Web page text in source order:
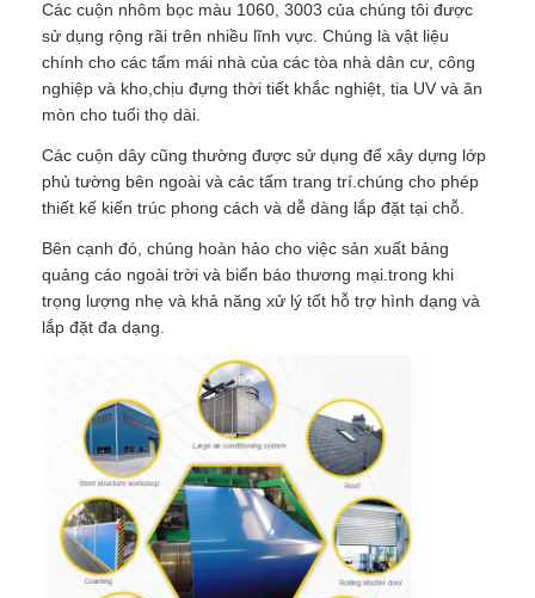
Dải nhôm dán
tổ ong nhôm
Ánh bằng gương
Các cuộn nhôm bọc màu 1060, 3003 của chúng tôi được
sử dụng rộng rãi trên nhiều lĩnh vực. Chúng là vật liệu
chính cho các tấm mái nhà của các tòa nhà dân cư, công
nghiệp và kho,chịu đựng thời tiết khắc nghiệt, tia UV và ăn
mòn cho tuổi thọ dài.
Các cuộn dây cũng thường được sử dụng để xây dựng lớp
phủ tường bên ngoài và các tấm trang trí.chúng cho phép
thiết kế kiến trúc phong cách và dễ dàng lắp đặt tại chỗ.
Bên cạnh đó, chúng hoàn hảo cho việc sản xuất bảng
quảng cáo ngoài trời và biển báo thương mại.trong khi
trọng lượng nhẹ và khả năng xử lý tốt hỗ trợ hình dạng và
lắp đặt đa dạng.